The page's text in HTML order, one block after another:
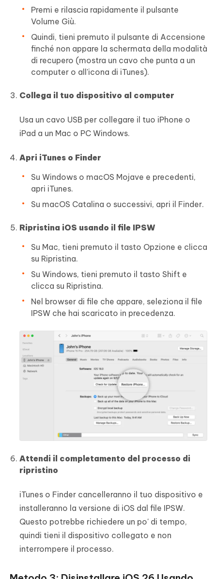
Premi e rilascia rapidamente il pulsante
Volume Giù.
Quindi, tieni premuto il pulsante di Accensione
finché non appare la schermata della modalità
di recupero (mostra un cavo che punta a un
computer o all'icona di iTunes).
Collega il tuo dispositivo al computer
Usa un cavo USB per collegare il tuo iPhone o
iPad a un Mac o PC Windows.
Apri iTunes o Finder
Su Windows o macOS Mojave e precedenti,
apri iTunes.
Su macOS Catalina o successivi, apri il Finder.
Ripristina iOS usando il file IPSW
Su Mac, tieni premuto il tasto Opzione e clicca
su Ripristina.
Su Windows, tieni premuto il tasto Shift e
clicca su Ripristina.
Nel browser di file che appare, seleziona il file
IPSW che hai scaricato in precedenza.
Attendi il completamento del processo di
ripristino
iTunes o Finder cancelleranno il tuo dispositivo e
installeranno la versione di iOS dal file IPSW.
Questo potrebbe richiedere un po' di tempo,
quindi tieni il dispositivo collegato e non
interrompere il processo.